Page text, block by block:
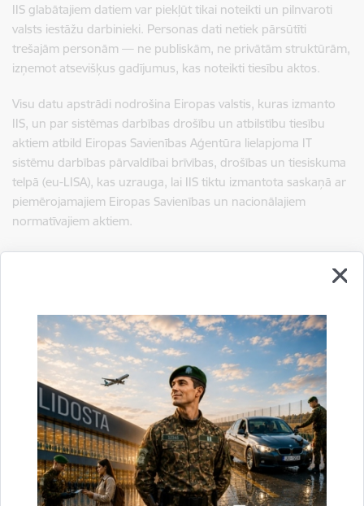
IIS glabātajiem datiem var piekļūt tikai noteikti un pilnvaroti
valsts iestāžu darbinieki. Personas dati netiek pārsūtīti
trešajām personām — ne publiskām, ne privātām struktūrām,
izņemot atsevišķus gadījumus, kas noteikti tiesību aktos.
Visu datu apstrādi nodrošina Eiropas valstis, kuras izmanto
IIS, un par sistēmas darbības drošību un atbilstību tiesību
aktiem atbild Eiropas Savienības Aģentūra lielapjoma IT
sistēmu darbības pārvaldībai brīvības, drošības un tiesiskuma
telpā (eu-LISA), kas uzrauga, lai IIS tiktu izmantota saskaņā ar
piemērojamajiem Eiropas Savienības un nacionālajiem
normatīvajiem aktiem.
IIS darbības uzsākšana
valstspiederīgajam, ierodoties robežšķērsošanas vietā,
robežpārbaudes laikā papildus ceļošanas dokumentu
pārbaudēm būs jāiesniedzarībiometrijas dati - sejas attēls
un/vai pirkstu nospiedumu dati. Šī informācija tiks saglabāta
digitālajā datnē. Valsts robežsardze aicina trešo valstu
valstspiederīgos ierēķināt ilgāku laiku robežpārbaudei. Jaunā
sistēma tās darbības sākumā varētu ietekmēt arī Eiropas
valstu pilsoņus, kuri dodas uz vai no trešajām valstīm – arī šīm
personām jārēķinās ar ilgāku robežpārbaudes laiku dēļ
iespējamām garākām rindām (taču ne datu ievākšanas dēļ).